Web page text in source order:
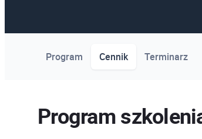
Program Cennik Terminarz
Program